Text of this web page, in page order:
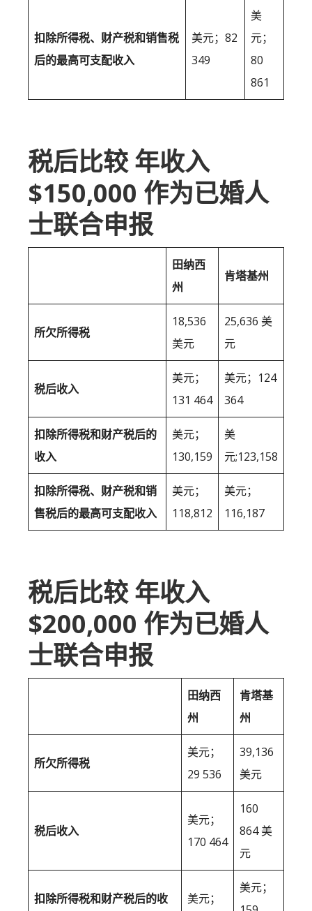
扣除所得税、财产税和销售税
后的最高可支配收入
美元；82
349
美
元；
80
861
税后比较 年收入
$150,000 作为已婚人
士联合申报
田纳西
州
肯塔基州
所欠所得税
18,536
美元
25,636 美
元
税后收入
美元；
131 464
美元；124
364
扣除所得税和财产税后的
收入
美元；
130,159
美
元;123,158
扣除所得税、财产税和销
售税后的最高可支配收入
美元；
118,812
美元；
116,187
税后比较 年收入
$200,000 作为已婚人
士联合申报
田纳西
州
肯塔基
州
所欠所得税
美元；
29 536
39,136
美元
税后收入
美元；
170 464
160
864 美
元
扣除所得税和财产税后的收 美元；
美元；